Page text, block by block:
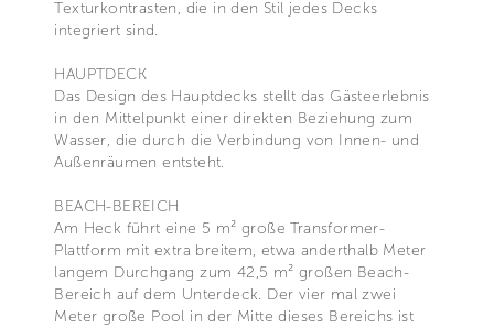
Texturkontrasten, die in den Stil jedes Decks
integriert sind.
HAUPTDECK
Das Design des Hauptdecks stellt das Gästeerlebnis
in den Mittelpunkt einer direkten Beziehung zum
Wasser, die durch die Verbindung von Innen- und
Außenräumen entsteht.
BEACH-BEREICH
Am Heck führt eine 5 m² große Transformer-
Plattform mit extra breitem, etwa anderthalb Meter
langem Durchgang zum 42,5 m² großen Beach-
Bereich auf dem Unterdeck. Der vier mal zwei
Meter große Pool in der Mitte dieses Bereichs ist